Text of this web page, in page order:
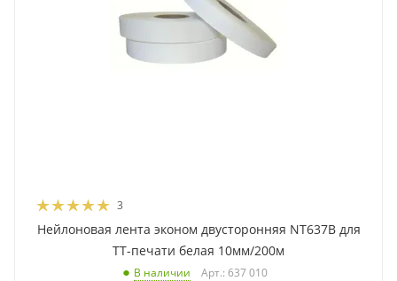
3
Нейлоновая лента эконом двусторонняя NT637B для
ТТ-печати белая 10мм/200м
В наличии Арт.: 637 010